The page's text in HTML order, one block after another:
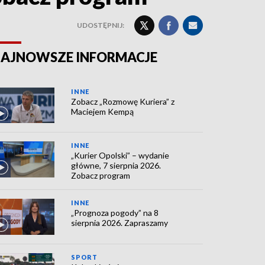
UDOSTĘPNIJ:
INFORMACJE
INNE
Zobacz „Rozmowę Kuriera” z
Maciejem Kempą
INNE
„Kurier Opolski” – wydanie
główne, 7 sierpnia 2026.
Zobacz program
INNE
„Prognoza pogody” na 8
sierpnia 2026. Zapraszamy
SPORT